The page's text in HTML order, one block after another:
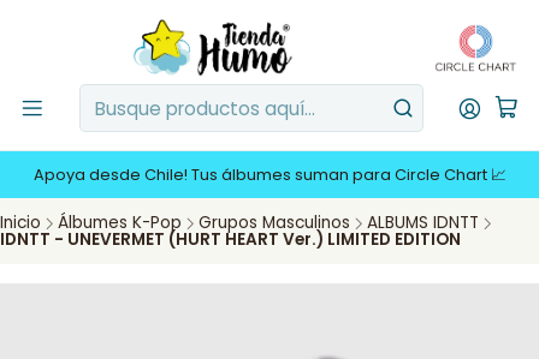
Apoya desde Chile! Tus álbumes suman para Circle Chart 📈
Inicio Álbumes K-Pop Grupos Masculinos ALBUMS IDNTT
IDNTT - UNEVERMET (HURT HEART Ver.) LIMITED EDITION